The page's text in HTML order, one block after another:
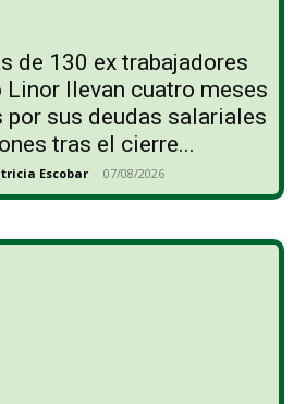
de 130 ex trabajadores
Linor llevan cuatro meses
por sus deudas salariales
tras el cierre...
Escobar - 07/08/2026